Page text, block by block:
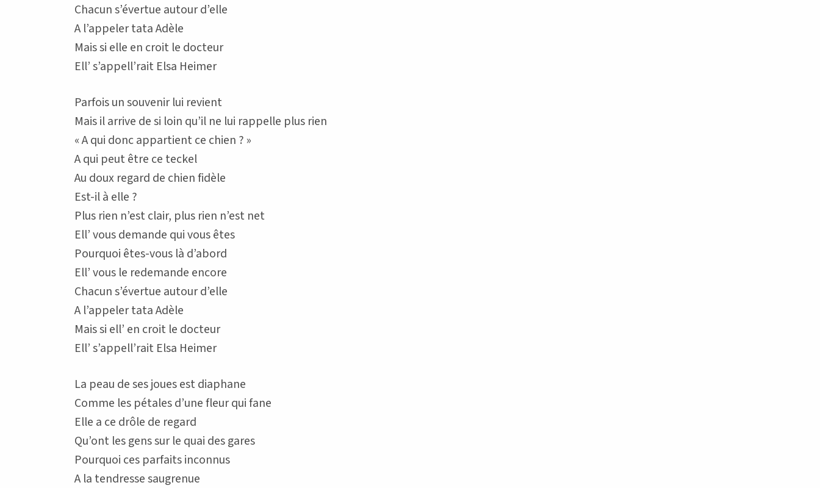
Chacun s’évertue autour d’elle
A l’appeler tata Adèle
Mais si elle en croit le docteur
Ell’ s’appell’rait Elsa Heimer
Parfois un souvenir lui revient
Mais il arrive de si loin qu’il ne lui rappelle plus rien
« A qui donc appartient ce chien ? »
A qui peut être ce teckel
Au doux regard de chien fidèle
Est-il à elle ?
Plus rien n’est clair, plus rien n’est net
Ell’ vous demande qui vous êtes
Pourquoi êtes-vous là d’abord
Ell’ vous le redemande encore
Chacun s’évertue autour d’elle
A l’appeler tata Adèle
Mais si ell’ en croit le docteur
Ell’ s’appell’rait Elsa Heimer
La peau de ses joues est diaphane
Comme les pétales d’une fleur qui fane
Elle a ce drôle de regard
Qu’ont les gens sur le quai des gares
Pourquoi ces parfaits inconnus
A la tendresse saugrenue